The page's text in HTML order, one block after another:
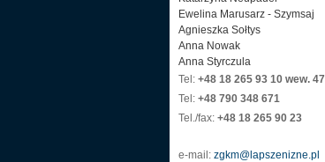
Ewelina Marusarz - Szymsaj
Agnieszka Sołtys
Anna Nowak
Anna Styrczula
Tel: +48 18 265 93 10 wew. 47
Tel: +48 790 348 671
Tel./fax: +48 18 265 90 23
e-mail: zgkm@lapszenizne.pl